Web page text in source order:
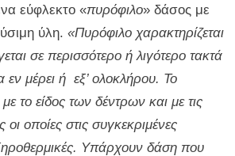
εύφλεκτο «πυρόφιλο» δάσος με
ύλη. «Πυρόφιλο χαρακτηρίζεται
σε περισσότερο ή λιγότερο τακτά
εν μέρει ή εξ’ ολοκλήρου. Το
με το είδος των δέντρων και με τις
οι οποίες στις συγκεκριμένες
Υπάρχουν δάση που